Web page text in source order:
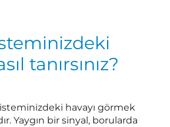
tanırsınız?
havayı görmek
Yaygın bir sinyal, borularda